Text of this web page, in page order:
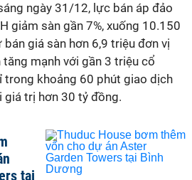
ngày 31/12, lực bán áp đảo
giảm sàn gần 7%, xuống 10.150
giá sàn hơn 6,9 triệu đơn vị
mạnh với gần 3 triệu cổ
trong khoảng 60 phút giao dịch
trị hơn 30 tỷ đồng.
tại